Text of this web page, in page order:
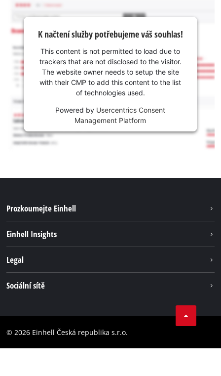
K načtení služby potřebujeme váš souhlas!
This content is not permitted to load due to
trackers that are not disclosed to the visitor.
The website owner needs to setup the site
with their CMP to add this content to the list
of technologies used.
Powered by Usercentrics Consent
Management Platform
Prozkoumejte Einhell
Systém akumulátorů
Einhell Insights
Legal
Prohlášení o přístupnosti
Sociální sítě
Instagram
© 2026 Einhell Česká republika s.r.o.